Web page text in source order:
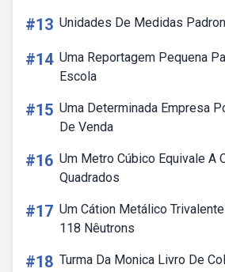
#13 Unidades De Medidas
#14 Uma Reportagem Pequena
Escola
#15 Uma Determinada Empresa
De Venda
#16 Um Metro Cúbico Equivale A
Quadrados
#17 Um Cátion Metálico
118 Nêutrons
#18 Turma Da Monica Livro De